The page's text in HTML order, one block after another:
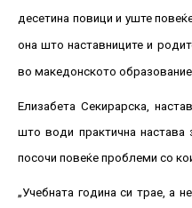
десетина повици и уште
она што наставниците и
во македонското образование.
Елизабета Секирарска,
што води практична настава
посочи повеќе проблеми со
„Учебната година си трае, а